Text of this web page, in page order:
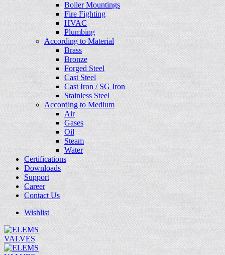
Boiler Mountings
Fire Fighting
HVAC
Plumbing
According to Material
Brass
Bronze
Forged Steel
Cast Steel
Cast Iron / SG Iron
Stainless Steel
According to Medium
Air
Gases
Oil
Steam
Water
Certifications
Downloads
Support
Career
Contact Us
Wishlist